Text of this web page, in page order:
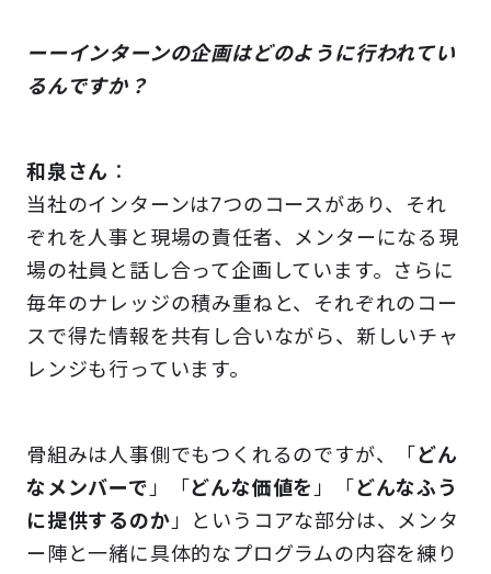
ーーインターンの企画はどのように行われてい
るんですか？
和泉さん ：
当社のインターンは7つのコースがあり、それ
ぞれを人事と現場の責任者、メンターになる現
場の社員と話し合って企画しています。さらに
毎年のナレッジの積み重ねと、それぞれのコー
スで得た情報を共有し合いながら、新しいチャ
レンジも行っています。
骨組みは人事側でもつくれるのですが、「 どん
なメンバーで」「 どんな価値を」「 どんなふう
に提供するのか」というコアな部分は、メンタ
ー陣と一緒に具体的なプログラムの内容を練り